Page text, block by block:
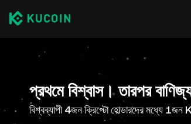
প্রথমে বিশ্বাস। তারপর
বিশ্বব্যাপী 4জন ক্রিপ্টো হোল্ডারদের মধ্যে